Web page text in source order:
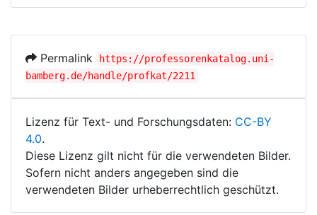
Permalink
https://professorenkatalog.uni-
bamberg.de/handle/profkat/2211
Lizenz für Text- und Forschungsdaten: CC-BY
4.0.
Diese Lizenz gilt nicht für die verwendeten Bilder.
Sofern nicht anders angegeben sind die
verwendeten Bilder urheberrechtlich geschützt.